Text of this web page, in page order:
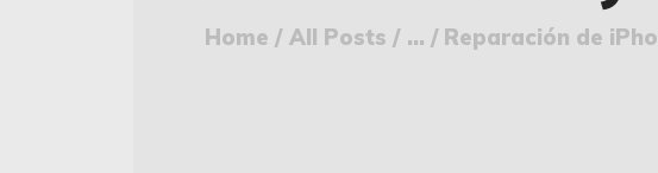
Home All Posts ... Reparación de 🔒